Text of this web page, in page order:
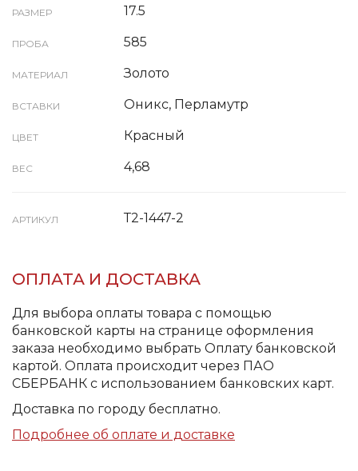
РАЗМЕР 17.5
ПРОБА 585
МАТЕРИАЛ Золото
ВСТАВКИ Оникс, Перламутр
ЦВЕТ Красный
ВЕС 4,68
АРТИКУЛ Т2-1447-2
ОПЛАТА И ДОСТАВКА
Для выбора оплаты товара с помощью
банковской карты на странице оформления
заказа необходимо выбрать Оплату банковской
картой. Оплата происходит через ПАО
СБЕРБАНК с использованием банковских карт.
Доставка по городу бесплатно.
Подробнее об оплате и доставке